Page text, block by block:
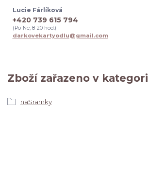
Zboží zařazeno v
naSramky
Lucie Fárlíková
+420 739 615 794
(Po-Ne, 8-20 hod.)
darkovekartyodlu@gmail.com